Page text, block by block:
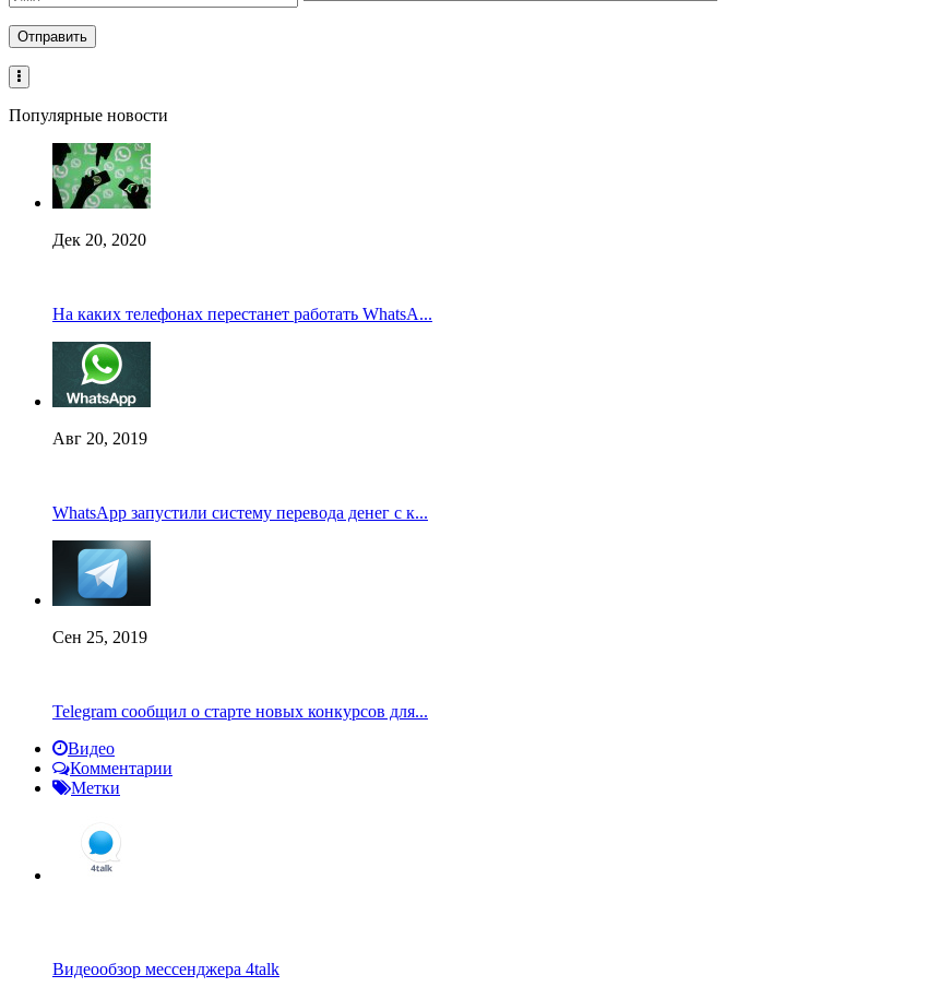
Популярные новости
Дек 20, 2020
На каких телефонах перестанет работать WhatsA...
Авг 20, 2019
WhatsApp запустили систему перевода денег с к...
Сен 25, 2019
Telegram сообщил о старте новых конкурсов для...
Видео
Комментарии
Метки
Видеообзор мессенджера 4talk